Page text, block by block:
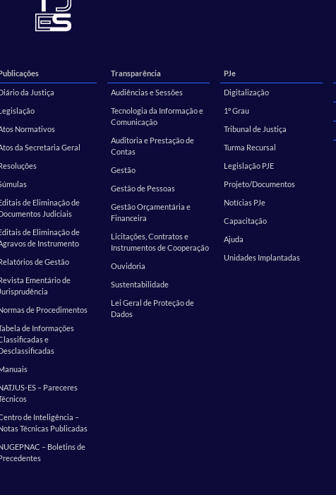
da Justiça
Normativos
da Secretaria Geral
de Eliminação de
Judiciais
de Eliminação de
de Instrumento
de Gestão
Ementário de
Jurisprudência
de Procedimentos
de Informações
e
ES – Pareceres
de Inteligência –
Técnicas Publicadas
– Boletins de
Transparência
Audiências e Sessões
Tecnologia da Informação e
Comunicação
Auditoria e Prestação de
Contas
Gestão
Gestão de Pessoas
Gestão Orçamentária e
Financeira
Licitações, Contratos e
Instrumentos de Cooperação
Ouvidoria
Sustentabilidade
Lei Geral de Proteção de
Dados
PJe
Digitalização
1º Grau
Tribunal de Justiça
Turma Recursal
Legislação PJE
Projeto/Documentos
Notícias PJe
Capacitação
Ajuda
Unidades Implantadas